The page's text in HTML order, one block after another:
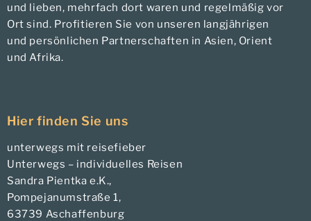
und lieben, mehrfach dort waren und regelmäßig vor
Ort sind. Profitieren Sie von unseren langjährigen
und persönlichen Partnerschaften in Asien, Orient
und Afrika.
Hier finden Sie uns
unterwegs mit reisefieber
Unterwegs – individuelles Reisen
Sandra Pientka e.K.,
Pompejanumstraße 1,
63739 Aschaffenburg